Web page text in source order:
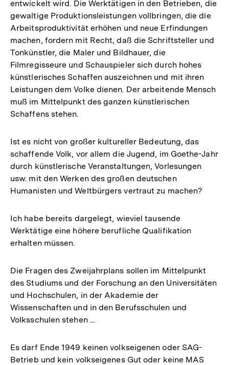
entwickelt wird. Die Werktätigen in den Betrieben, die
gewaltige Produktionsleistungen vollbringen, die die
Arbeitsproduktivität erhöhen und neue Erfindungen
machen, fordern mit Recht, daß die Schriftsteller und
Tonkünstler, die Maler und Bildhauer, die
Filmregisseure und Schauspieler sich durch hohes
künstlerisches Schaffen auszeichnen und mit ihren
Leistungen dem Volke dienen. Der arbeitende Mensch
muß im Mittelpunkt des ganzen künstlerischen
Schaffens stehen.
Ist es nicht von großer kultureller Bedeutung, das
schaffende Volk, vor allem die Jugend, im Goethe-Jahr
durch künstlerische Veranstaltungen, Vorlesungen
usw. mit den Werken des großen deutschen
Humanisten und Weltbürgers vertraut zu machen?
Ich habe bereits dargelegt, wieviel tausende
Werktätige eine höhere berufliche Qualifikation
erhalten müssen.
Die Fragen des Zweijahrplans sollen im Mittelpunkt
des Studiums und der Forschung an den Universitäten
und Hochschulen, in der Akademie der
Wissenschaften und in den Berufsschulen und
Volksschulen stehen ...
Es darf Ende 1949 keinen volkseigenen oder SAG-
Betrieb und kein volkseigenes Gut oder keine MAS